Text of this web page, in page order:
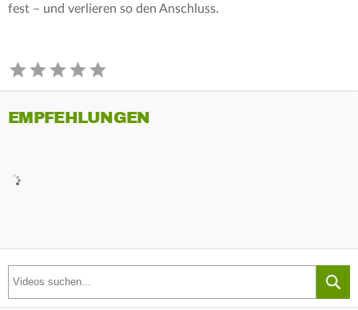
fest – und verlieren so den Anschluss.
EMPFEHLUNGEN